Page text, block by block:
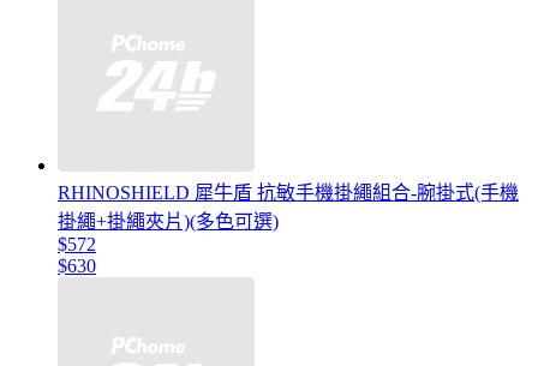
RHINOSHIELD 犀牛盾 抗敏手機掛繩組合-腕掛式(手機
掛繩+掛繩夾片)(多色可選)
$572
$630